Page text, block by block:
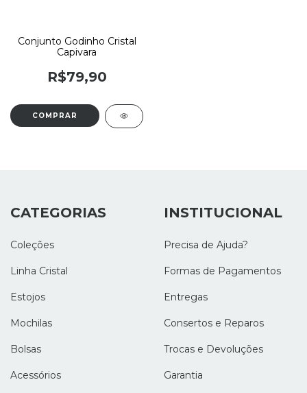
Conjunto Godinho Cristal
Capivara
R$79,90
CATEGORIAS
Coleções
Linha Cristal
Estojos
Mochilas
Bolsas
Acessórios
INSTITUCIONAL
Precisa de Ajuda?
Formas de Pagamentos
Entregas
Consertos e Reparos
Trocas e Devoluções
Garantia